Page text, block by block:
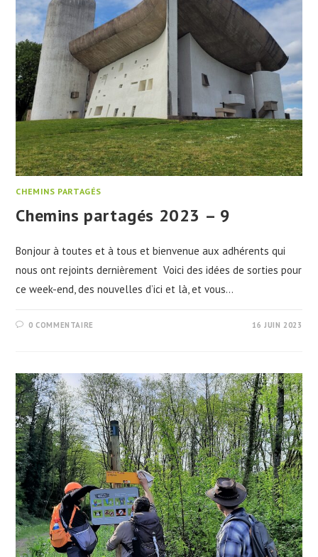
CHEMINS PARTAGÉS
Chemins partagés 2023 – 9
Bonjour à toutes et à tous et bienvenue aux adhérents qui
nous ont rejoints dernièrement Voici des idées de sorties pour
ce week-end, des nouvelles d’ici et là, et vous…
0 COMMENTAIRE 16 JUIN 2023